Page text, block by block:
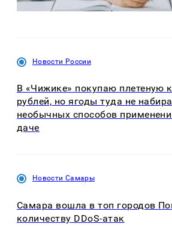
Новости России
В «Чижике» покупаю плетеную
рублей, но ягоды туда не
необычных способов
даче
Новости Самары
Самара вошла в топ городов
количеству DDoS-атак